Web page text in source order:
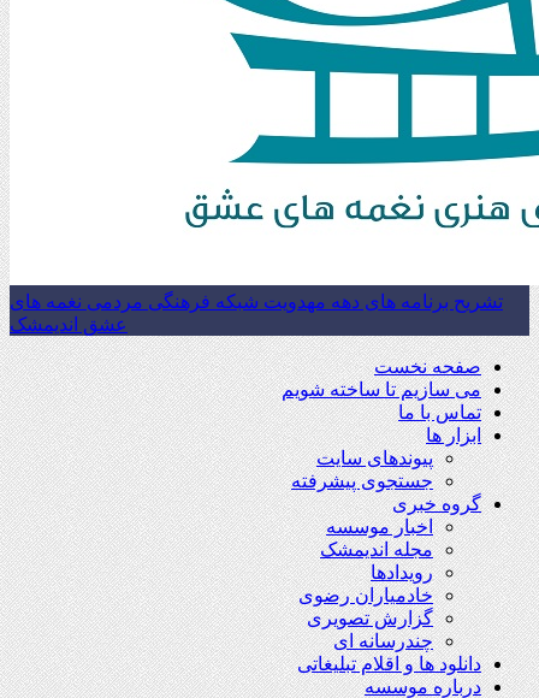
تشریح برنامه های دهه مهدویت شبکه فرهنگی مردمی نغمه های
عشق اندیمشک
صفحه نخست
می سازیم تا ساخته شویم
تماس با ما
ابزار ها
پیوندهای سایت
جستجوی پیشرفته
گروه خبری
اخبار موسسه
مجله اندیمشک
رویدادها
خادمیاران رضوی
گزارش تصویری
چندرسانه ای
دانلود ها و اقلام تبلیغاتی
درباره موسسه